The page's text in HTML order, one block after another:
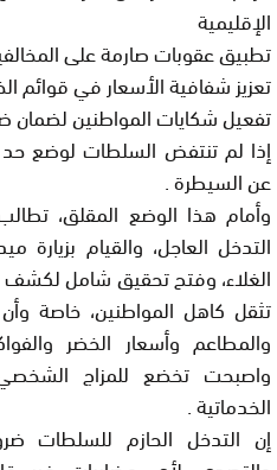
الإقليمية
تطبيق عقوبات صارمة على
تعزيز شفافية الأسعار في قوائم
تفعيل شكايات المواطنين لضمان
إذا لم تنتفض السلطات لوضع
عن السيطرة .
وأمام هذا الوضع المقلق،
التدخل العاجل، والقيام
الغلاء، وفتح تحقيق شامل لكشف
تثقل كاهل المواطنين، خاصة
والمطاعم وأسعار الخضر
واصبحت تخضع للمزاج
الخدماتية .
إن التدخل الحازم للسلطات